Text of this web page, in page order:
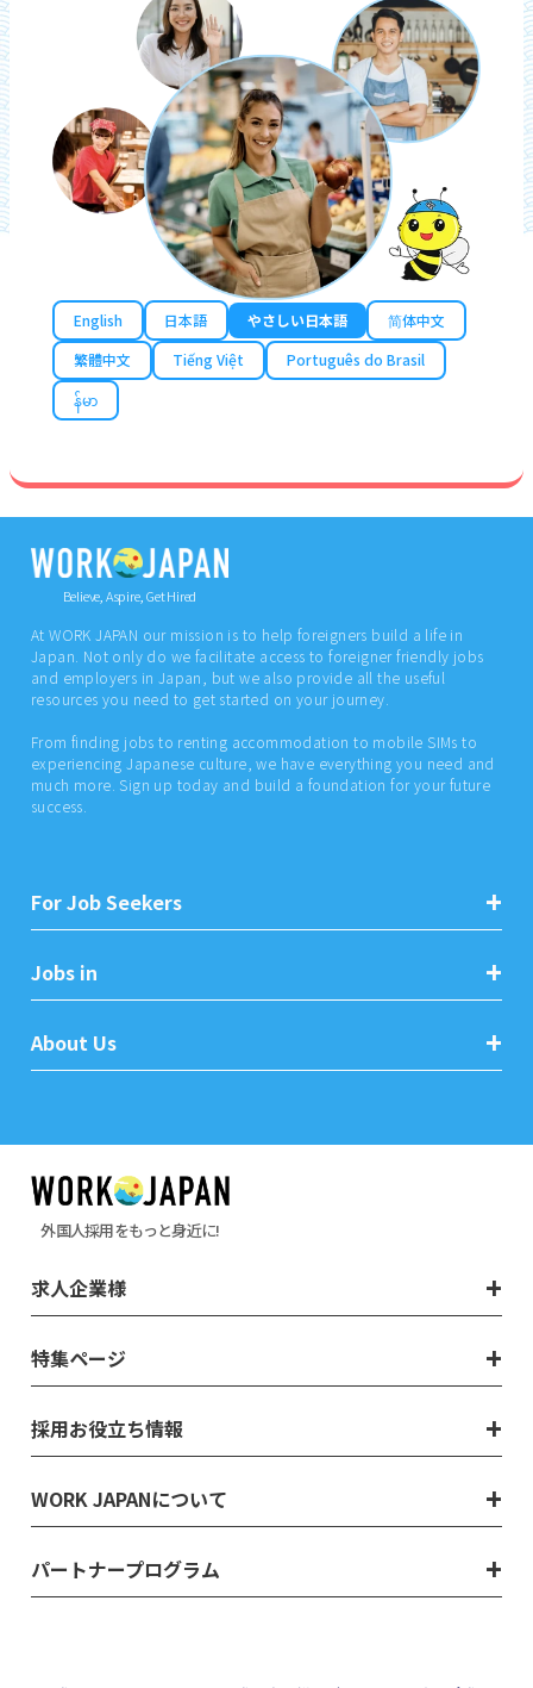
English 日本語 やさしい日本語
简体中文
繁體中文
Tiếng Việt
Português do Brasil
န်မာ
Believe, Aspire, Get Hired
At WORK JAPAN our mission is to help foreigners build a life in
Japan. Not only do we facilitate access to foreigner friendly jobs
and employers in Japan, but we also provide all the useful
resources you need to get started on your journey.
From finding jobs to renting accommodation to mobile SIMs to
experiencing Japanese culture, we have everything you need and
much more. Sign up today and build a foundation for your future
success.
For Job Seekers
Jobs in
About Us
外国人採用をもっと身近に!
求人企業様
特集ページ
採用お役立ち情報
WORK JAPANについて
パートナープログラム